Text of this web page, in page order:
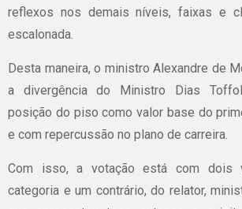
reflexos nos demais níveis, faixas e
escalonada.
Desta maneira, o ministro Alexandre de
a divergência do Ministro Dias
posição do piso como valor base do
e com repercussão no plano de carreira.
Com isso, a votação está com dois
categoria e um contrário, do relator,